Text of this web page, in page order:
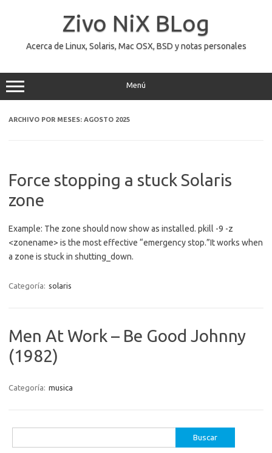
Zivo NiX BLog
Acerca de Linux, Solaris, Mac OSX, BSD y notas personales
Menú
ARCHIVO POR MESES: AGOSTO 2025
Force stopping a stuck Solaris
zone
Example: The zone should now show as installed. pkill -9 -z
<zonename> is the most effective “emergency stop.”It works when
a zone is stuck in shutting_down.
Categoría: solaris
Men At Work – Be Good Johnny
(1982)
Categoría: musica